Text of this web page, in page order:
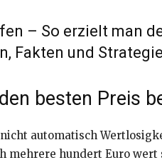
– So erzielt man
Fakten und
besten Preis
automatisch
mehrere hundert Euro